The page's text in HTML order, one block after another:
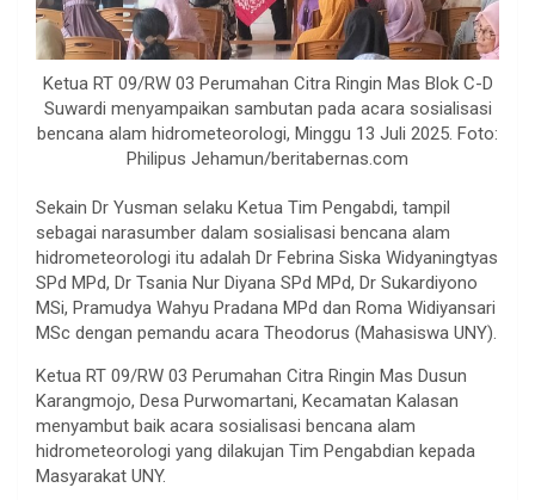
Ketua RT 09/RW 03 Perumahan Citra Ringin Mas Blok C-D
Suwardi menyampaikan sambutan pada acara sosialisasi
bencana alam hidrometeorologi, Minggu 13 Juli 2025. Foto:
Philipus Jehamun/beritabernas.com
Sekain Dr Yusman selaku Ketua Tim Pengabdi, tampil
sebagai narasumber dalam sosialisasi bencana alam
hidrometeorologi itu adalah Dr Febrina Siska Widyaningtyas
SPd MPd, Dr Tsania Nur Diyana SPd MPd, Dr Sukardiyono
MSi, Pramudya Wahyu Pradana MPd dan Roma Widiyansari
MSc dengan pemandu acara Theodorus (Mahasiswa UNY).
Ketua RT 09/RW 03 Perumahan Citra Ringin Mas Dusun
Karangmojo, Desa Purwomartani, Kecamatan Kalasan
menyambut baik acara sosialisasi bencana alam
hidrometeorologi yang dilakujan Tim Pengabdian kepada
Masyarakat UNY.